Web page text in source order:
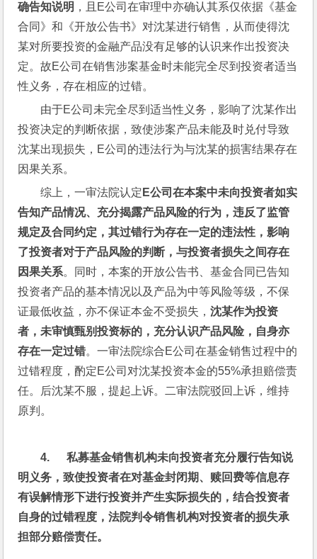
确告知说明 ，且E公司在审理中亦确认其系仅依据《基金
合同》和《开放公告书》对沈某进行销售，从而使得沈
某对所要投资的金融产品没有足够的认识来作出投资决
定。故E公司在销售涉案基金时未能完全尽到投资者适当
性义务，存在相应的过错。
由于E公司未完全尽到适当性义务，影响了沈某作出
投资决定的判断依据，致使涉案产品未能及时兑付导致
沈某出现损失，E公司的违法行为与沈某的损害结果存在
因果关系。
综上，一审法院认定 E公司在本案中未向投资者如实
告知产品情况、充分揭露产品风险的行为，违反了监管
规定及合同约定，其过错行为存在一定的违法性，影响
了投资者对于产品风险的判断，与投资者损失之间存在
因果关系。同时，本案的开放公告书、基金合同已告知
投资者产品的基本情况以及产品为中等风险等级，不保
证最低收益，亦不保证本金不受损失，沈某作为投资
者，未审慎甄别投资标的，充分认识产品风险，自身亦
存在一定过错。一审法院综合E公司在基金销售过程中的
过错程度，酌定E公司对沈某投资本金的55%承担赔偿责
任。后沈某不服，提起上诉。二审法院驳回上诉，维持
原判。
4. 私募基金销售机构未向投资者充分履行告知说
明义务，致使投资者在对基金封闭期、赎回费等信息存
有误解情形下进行投资并产生实际损失的，结合投资者
自身的过错程度，法院判令销售机构对投资者的损失承
担部分赔偿责任。